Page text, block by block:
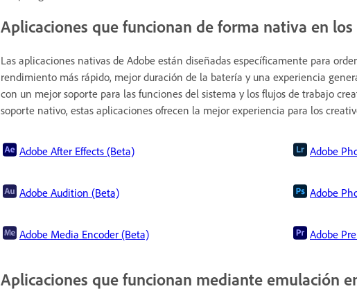
Aplicaciones que funcionan de forma nativa en los
Las aplicaciones nativas de Adobe están diseñadas específicamente para
rendimiento más rápido, mejor duración de la batería y una experiencia
con un mejor soporte para las funciones del sistema y los flujos de trabajo
soporte nativo, estas aplicaciones ofrecen la mejor experiencia para los
Adobe After Effects (Beta) Adobe
Adobe Audition (Beta) Adobe
Adobe Media Encoder (Beta) Adobe
Aplicaciones que funcionan mediante emulación